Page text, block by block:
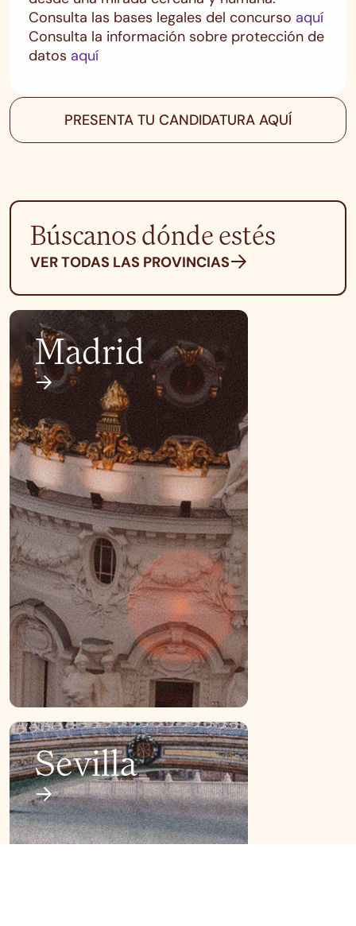
Consulta las bases legales del concurso aquí
Consulta la información sobre protección de
datos aquí
PRESENTA TU CANDIDATURA AQUÍ
Búscanos dónde estés
VER TODAS LAS PROVINCIAS
Madrid
Sevilla